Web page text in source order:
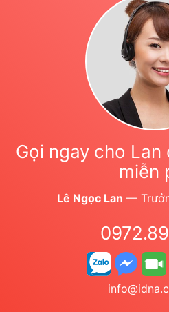
Gọi ngay cho
miễn
Lê Ngọc Lan —